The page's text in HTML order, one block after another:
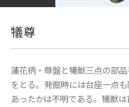
犠尊
蓮花柄・尊盤と犧獣三点の部
をとる。発掘時には台座一点
あったかは不明である。犠獣は